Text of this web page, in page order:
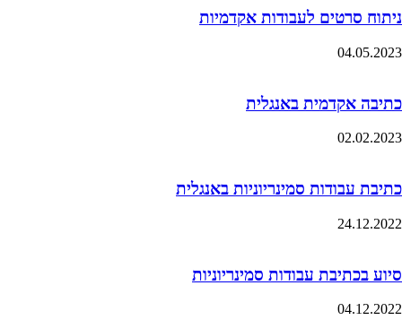
ניתוח סרטים לעבודות אקדמיות
04.05.2023
כתיבה אקדמית באנגלית
02.02.2023
כתיבת עבודות סמינריוניות באנגלית
24.12.2022
סיוע בכתיבת עבודות סמינריוניות
04.12.2022